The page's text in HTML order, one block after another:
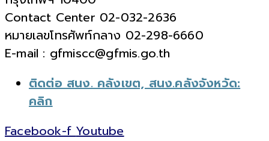
Contact Center 02-032-2636
หมายเลขโทรศัพท์กลาง 02-298-6660
E-mail : gfmiscc@gfmis.go.th
ติดต่อ สนง. คลังเขต, สนง.คลังจังหวัด:
คลิก
Facebook-f Youtube